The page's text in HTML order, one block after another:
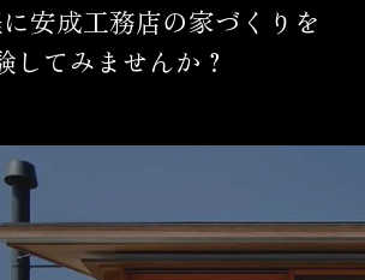
安成工務店の家づくりを
してみませんか？